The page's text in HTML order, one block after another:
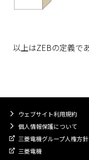
以上はZEBの定義で
ウェブサイト利用規約
個人情報保護について
三菱電機グループ人権方針
三菱電機